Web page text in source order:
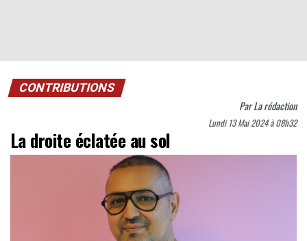
CONTRIBUTIONS
ParLa rédaction
Lundi 13 Mai 2024 à 08h32
La droite éclatée au sol